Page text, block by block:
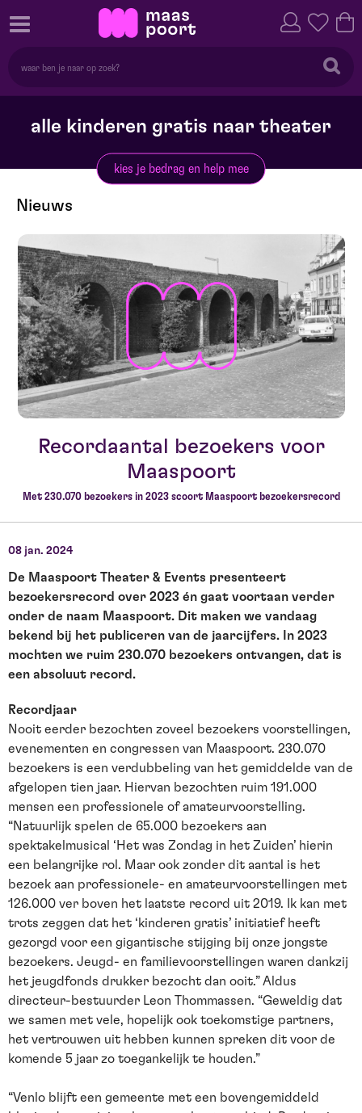
alle kinderen gratis naar theater
kies je bedrag en help mee
Nieuws
Recordaantal bezoekers voor
Maaspoort
Met 230.070 bezoekers in 2023 scoort Maaspoort bezoekersrecord
08 jan. 2024
De Maaspoort Theater & Events presenteert
bezoekersrecord over 2023 én gaat voortaan verder
onder de naam Maaspoort. Dit maken we vandaag
bekend bij het publiceren van de jaarcijfers. In 2023
mochten we ruim 230.070 bezoekers ontvangen, dat is
een absoluut record.
Recordjaar
Nooit eerder bezochten zoveel bezoekers voorstellingen,
evenementen en congressen van Maaspoort. 230.070
bezoekers is een verdubbeling van het gemiddelde van de
afgelopen tien jaar. Hiervan bezochten ruim 191.000
mensen een professionele of amateurvoorstelling.
“Natuurlijk spelen de 65.000 bezoekers aan
spektakelmusical ‘Het was Zondag in het Zuiden’ hierin
een belangrijke rol. Maar ook zonder dit aantal is het
bezoek aan professionele- en amateurvoorstellingen met
126.000 ver boven het laatste record uit 2019. Ik kan met
trots zeggen dat het ‘kinderen gratis’ initiatief heeft
gezorgd voor een gigantische stijging bij onze jongste
bezoekers. Jeugd- en familievoorstellingen waren dankzij
het jeugdfonds drukker bezocht dan ooit.” Aldus
directeur-bestuurder Leon Thommassen. “Geweldig dat
we samen met vele, hopelijk ook toekomstige partners,
het vertrouwen uit hebben kunnen spreken dit voor de
komende 5 jaar zo toegankelijk te houden.”
“Venlo blijft een gemeente met een bovengemiddeld